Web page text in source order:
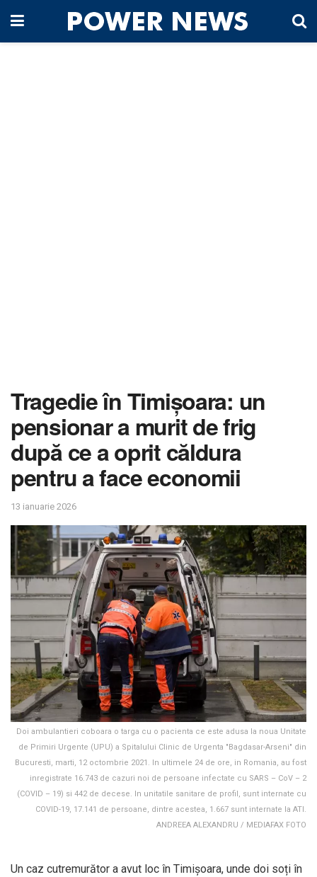
Tragedie în Timișoara: un
pensionar a murit de frig
după ce a oprit căldura
pentru a face economii
13 ianuarie 2026
Doi ambulantieri coboara o targa cu o pacienta ce este adusa la noua Unitate
de Primiri Urgente (UPU) a Spitalului Clinic de Urgenta "Bagdasar-Arseni" din
Bucuresti, marti, 12 octombrie 2021. In ultimele 24 de ore, in Romania, au fost
inregistrate 16.743 de cazuri noi de persoane infectate cu SARS – CoV – 2
(COVID – 19) si 442 de decese. In unitatile sanitare de profil, sunt internate cu
COVID-19, 17.141 de persoane, dintre acestea, 1.667 sunt internate la ATI.
ANDREEA ALEXANDRU / MEDIAFAX FOTO
Un caz cutremurător a avut loc în Timișoara, unde doi soți în